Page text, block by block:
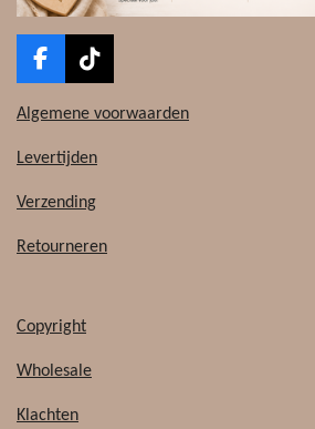
F
c
b
o
T
k
o
Algemene voorwaarden
Levertijden
Verzending
Retourneren
Copyright
Wholesale
Klachten